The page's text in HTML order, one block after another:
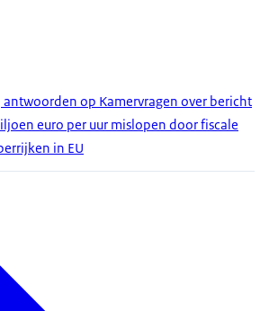
op Kamervragen over bericht
euro per uur mislopen door fiscale
in EU